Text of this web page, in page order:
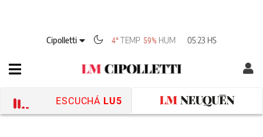
Cipolletti 4°TEMP 59% HUM 05:23 HS
ESCUCHÁ LU5